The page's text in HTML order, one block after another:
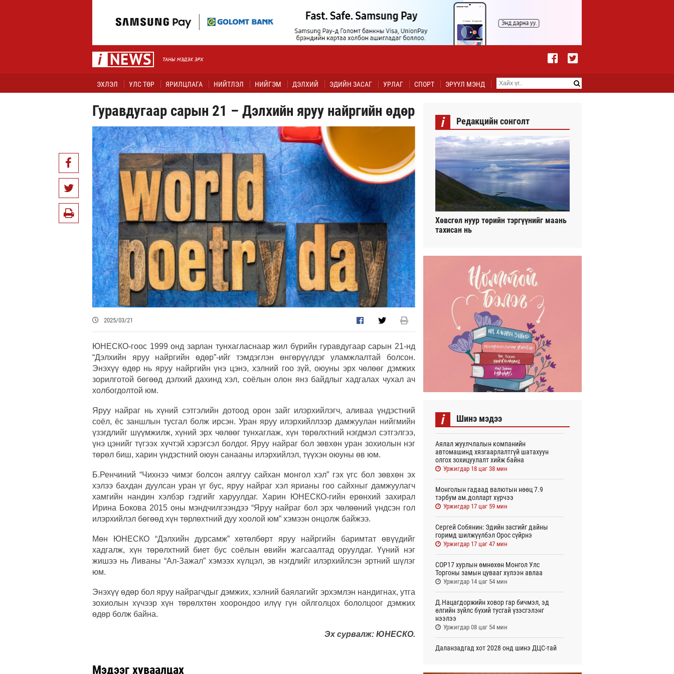
ЭХЛЭЛ УЛС ТӨР ЯРИЛЦЛАГА НИЙТЛЭЛ НИЙГЭМ ДЭЛХИЙ ЭДИЙН ЗАСАГ УРЛАГ СПОРТ ЭРҮҮЛ МЭНД
Гуравдугаар сарын 21 – Дэлхийн яруу найргийн өдөр
2025/03/21
ЮНЕСКО-гоос 1999 онд зарлан тунхагласнаар жил бүрийн гуравдугаар сарын 21-нд
“Дэлхийн яруу найргийн өдөр”-ийг тэмдэглэн өнгөрүүлдэг уламжлалтай болсон.
Энэхүү өдөр нь яруу найргийн үнэ цэнэ, хэлний гоо зүй, оюуны эрх чөлөөг дэмжих
зорилготой бөгөөд дэлхий дахинд хэл, соёлын олон янз байдлыг хадгалах чухал ач
холбогдолтой юм.
Яруу найраг нь хүний сэтгэлийн дотоод орон зайг илэрхийлэгч, аливаа үндэстний
соёл, ёс заншлын тусгал болж ирсэн. Уран яруу илэрхийллээр дамжуулан нийгмийн
үзэгдлийг шүүмжилж, хүний эрх чөлөөг тунхаглаж, хүн төрөлхтний нэгдмэл сэтгэлгээ,
үнэ цэнийг түгээх хүчтэй хэрэгсэл болдог. Яруу найраг бол зөвхөн уран зохиолын нэг
төрөл биш, харин үндэстний оюун санааны илэрхийлэл, түүхэн оюуны өв юм.
Б.Ренчиний “Чихнээ чимэг болсон аялгуу сайхан монгол хэл” гэх үгс бол зөвхөн эх
хэлээ бахдан дуулсан уран үг бус, яруу найраг хэл ярианы гоо сайхныг дамжуулагч
хамгийн нандин хэлбэр гэдгийг харуулдаг. Харин ЮНЕСКО-гийн ерөнхий захирал
Ирина Бокова 2015 оны мэндчилгээндээ “Яруу найраг бол эрх чөлөөний үндсэн гол
илэрхийлэл бөгөөд хүн төрлөхтний дуу хоолой юм” хэмээн онцолж байжээ.
Мөн ЮНЕСКО “Дэлхийн дурсамж” хөтөлбөрт яруу найргийн баримтат өвүүдийг
хадгалж, хүн төрөлхтний биет бус соёлын өвийн жагсаалтад оруулдаг. Үүний нэг
жишээ нь Ливаны “Ал-Зажал” хэмээх хүлцэл, эв нэгдлийг илэрхийлсэн эртний шүлэг
юм.
Энэхүү өдөр бол яруу найрагчдыг дэмжих, хэлний баялагийг эрхэмлэн нандигнах, утга
зохиолын хүчээр хүн төрөлхтөн хоорондоо илүү гүн ойлголцох бололцоог дэмжих
өдөр болж байна.
Эх сурвалж: ЮНЕСКО.
Мэдээг хуваалцах
i Редакцийн сонголт
Хөвсгөл нуур төрийн тэргүүнийг маань
тахисан нь
i Шинэ мэдээ
Аялал жуулчлалын компанийн
автомашинд хязгаарлалтгүй шатахуун
олгох зохицуулалт хийж байна
Уржигдар 18 цаг 38 мин
Монголын гадаад валютын нөөц 7.9
тэрбум ам.долларт хүрчээ
Уржигдар 17 цаг 59 мин
Сергей Собянин: Эдийн засгийг дайны
горимд шилжүүлбэл Орос сүйрнэ
Уржигдар 17 цаг 47 мин
COP17 хурлын өмнөхөн Монгол Улс
Торгоны замын цувааг хүлээн авлаа
Уржигдар 14 цаг 54 мин
Д.Нацагдоржийн ховор гар бичмэл, эд
өлгийн зүйлс бүхий тусгай үзэсгэлэнг
нээлээ
Уржигдар 08 цаг 54 мин
Даланзадгад хот 2028 онд шинэ ДЦС-тай